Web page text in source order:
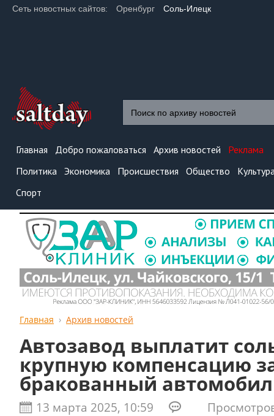
Сеть новостных сайтов: Оренбург Соль-Илецк
Главная Добро пожаловаться Архив новостей
Реклама
Политика Экономика Происшествия Общество
Спорт
Главная Архив новостей
Автозавод выплатит
крупную компенсацию
бракованный
13 марта 2025, 10:59